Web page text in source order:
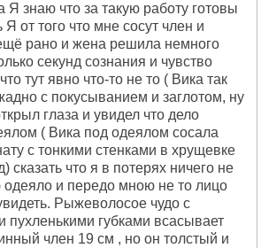
Я знаю что за такую работу готовы
от того что мне сосут член и
рано и жена решила немного
секунд сознания и чувство
тут явно что-то не то ( Вика так
с покусыванием и заглотом, ну
глаза и увидел что дело
( Вика под одеялом сосала
с тонкими стенками в хрущевке
сказать что я в потерях ничего не
одеяло и передо мною не то лицо
Рыжеволосое чудо с
пухленькими губками всасывает
член 19 см , но он толстый и